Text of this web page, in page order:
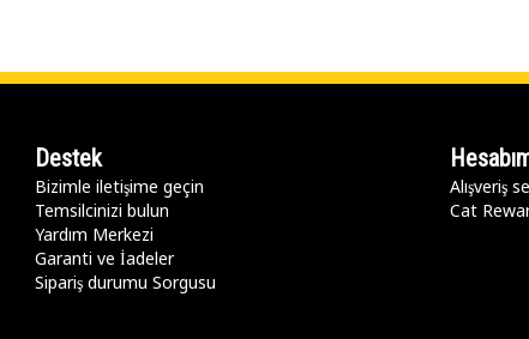
Destek
Bizimle iletişime geçin
Temsilcinizi bulun
Yardım Merkezi
Garanti ve İadeler
Sipariş durumu Sorgusu
Alışveriş
Cat